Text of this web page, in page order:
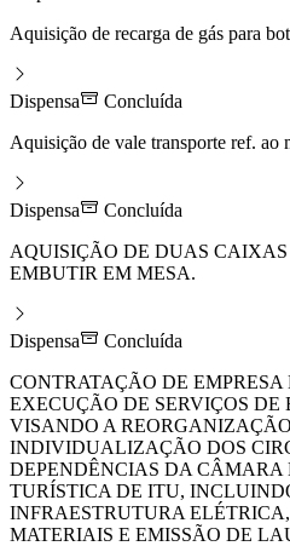
Aquisição de recarga de gás para
Dispensa
Concluída
Aquisição de vale transporte ref. ao
Dispensa
Concluída
AQUISIÇÃO DE DUAS
EMBUTIR EM MESA.
Dispensa
Concluída
CONTRATAÇÃO DE
EXECUÇÃO DE SERVIÇOS
VISANDO A
INDIVIDUALIZAÇÃO DOS
DEPENDÊNCIAS DA
TURÍSTICA DE ITU,
INFRAESTRUTURA
MATERIAIS E EMISSÃO DE